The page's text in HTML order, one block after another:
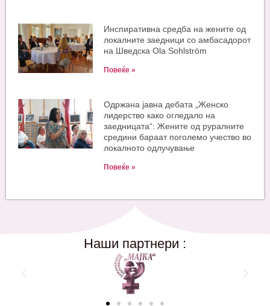
Инспиративна средба на жените од
локалните заедници со амбасадорот
на Шведска Ola Sohlström
Повеќе »
Одржана јавна дебата „Женско
лидерство како огледало на
заедницата“: Жените од руралните
средини бараат поголемо учество во
локалното одлучување
Повеќе »
Наши партнери :